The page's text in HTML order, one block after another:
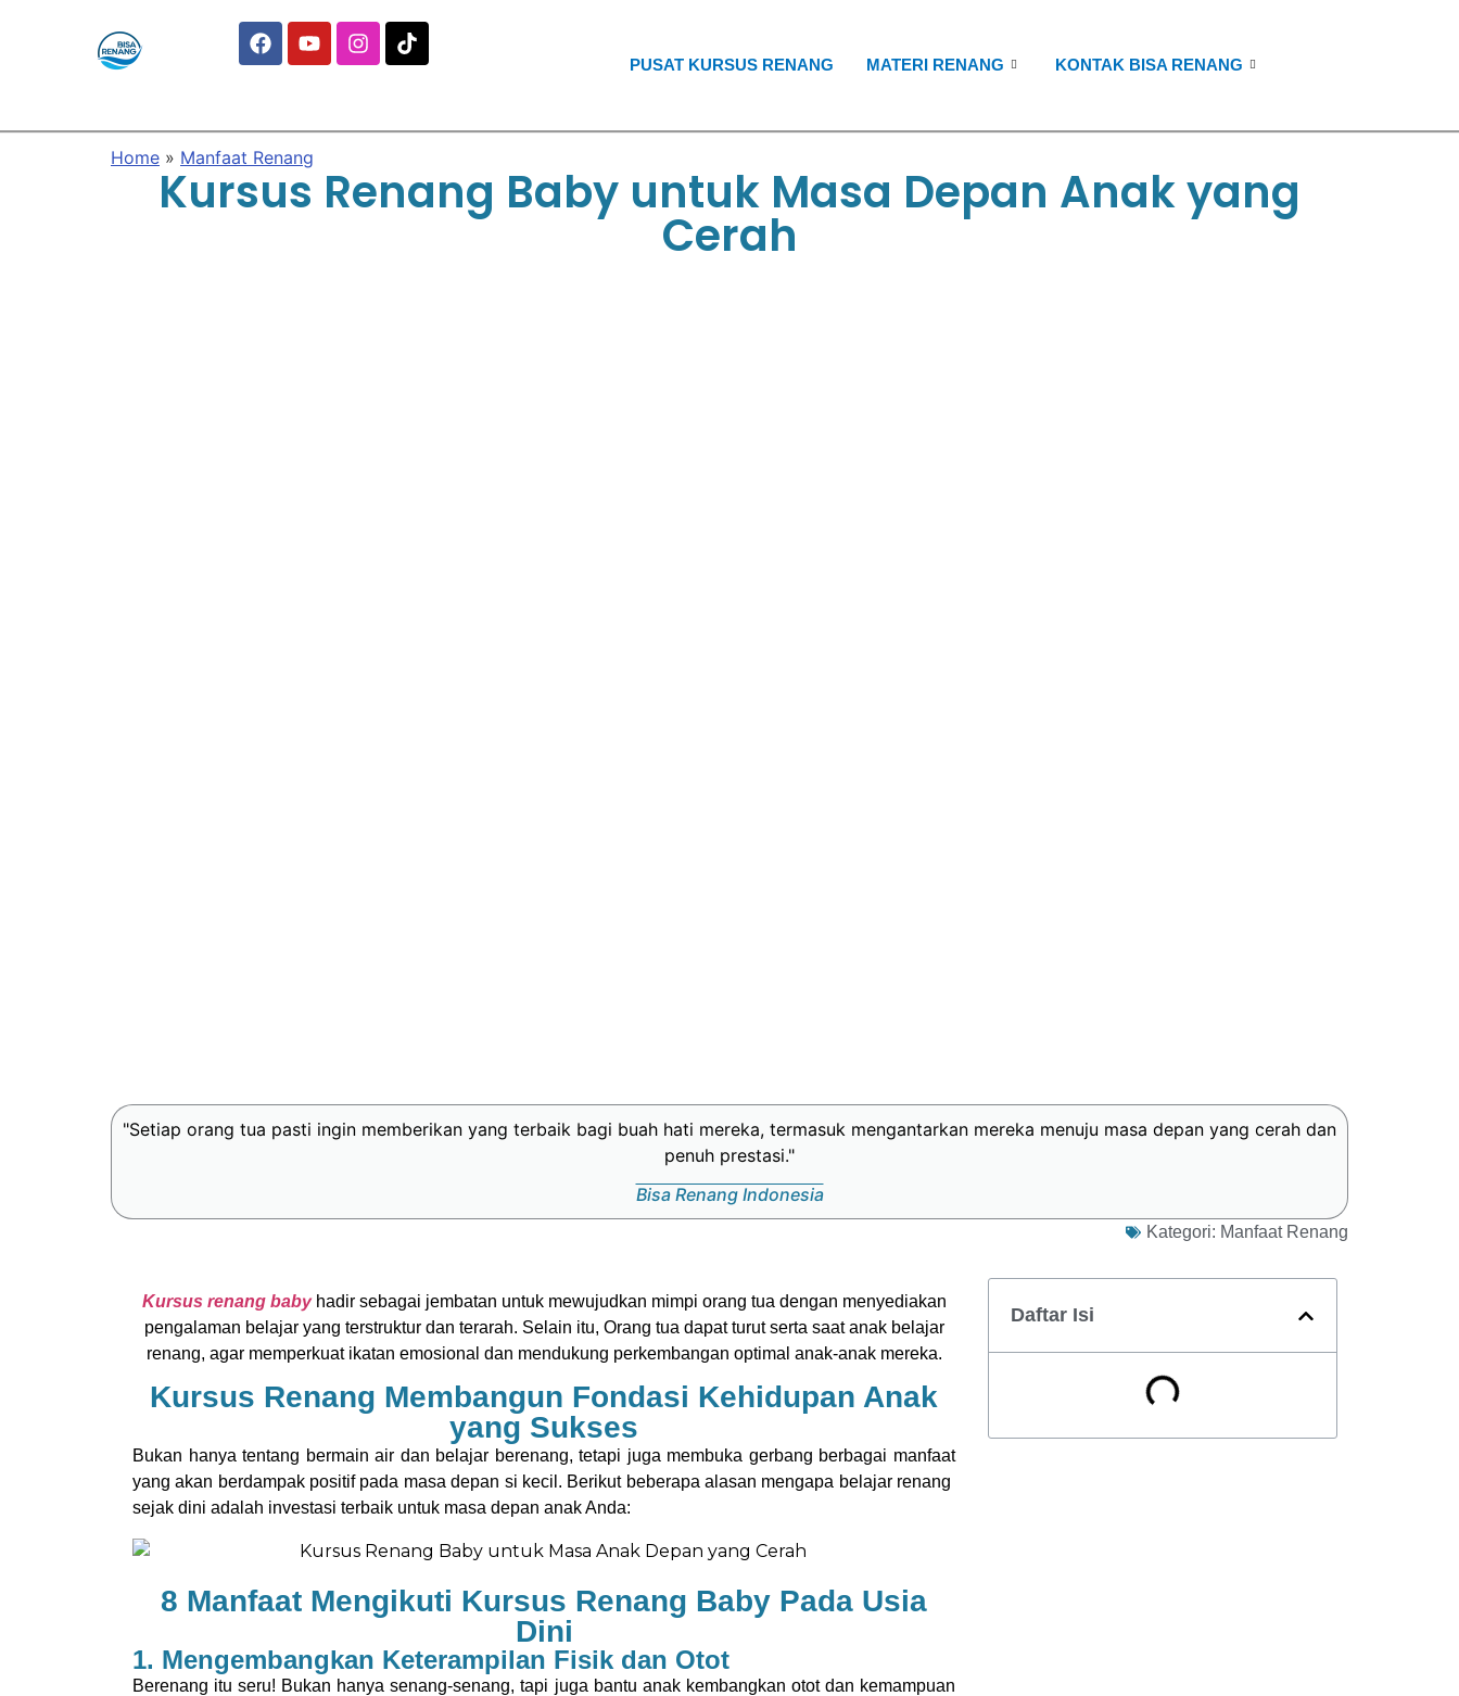
PUSAT KURSUS RENANG MATERI RENANG KONTAK BISA RENANG
Home » Manfaat Renang
Kursus Renang Baby untuk Masa Depan Anak yang
Cerah
"Setiap orang tua pasti ingin memberikan yang terbaik bagi buah hati mereka, termasuk mengantarkan mereka menuju masa depan yang cerah dan
penuh prestasi."
Bisa Renang Indonesia
Kategori: Manfaat Renang
Kursus renang baby hadir sebagai jembatan untuk mewujudkan mimpi orang tua dengan menyediakan
pengalaman belajar yang terstruktur dan terarah. Selain itu, Orang tua dapat turut serta saat anak belajar
renang, agar memperkuat ikatan emosional dan mendukung perkembangan optimal anak-anak mereka.
Kursus Renang Membangun Fondasi Kehidupan Anak
yang Sukses
Bukan hanya tentang bermain air dan belajar berenang, tetapi juga membuka gerbang berbagai manfaat
yang akan berdampak positif pada masa depan si kecil. Berikut beberapa alasan mengapa belajar renang
sejak dini adalah investasi terbaik untuk masa depan anak Anda:
8 Manfaat Mengikuti Kursus Renang Baby Pada Usia
Dini
1. Mengembangkan Keterampilan Fisik dan Otot
Berenang itu seru! Bukan hanya senang-senang, tapi juga bantu anak kembangkan otot dan kemampuan
Daftar Isi